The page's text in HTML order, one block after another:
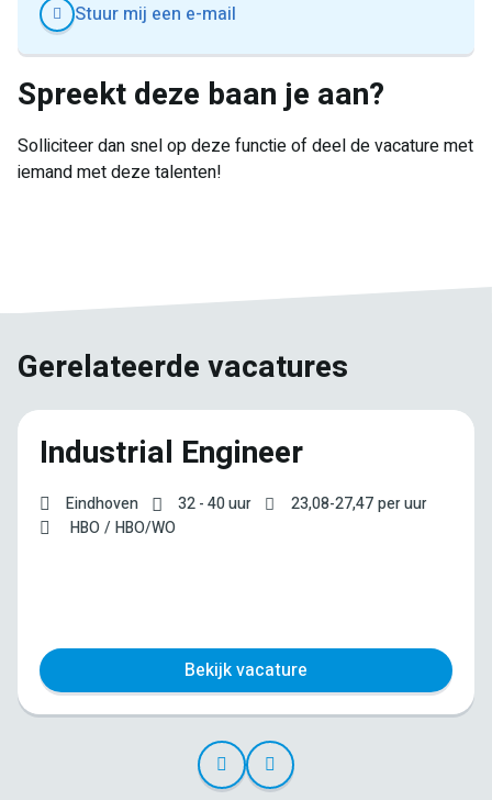
Stuur mij een e-mail
Spreekt deze baan je aan?
Solliciteer dan snel op deze functie of deel de vacature met
iemand met deze talenten!
Gerelateerde vacatures
Industrial Engineer
Eindhoven 32 - 40 uur 23,08-27,47per uur
HBO
HBO/WO
Bekijk vacature